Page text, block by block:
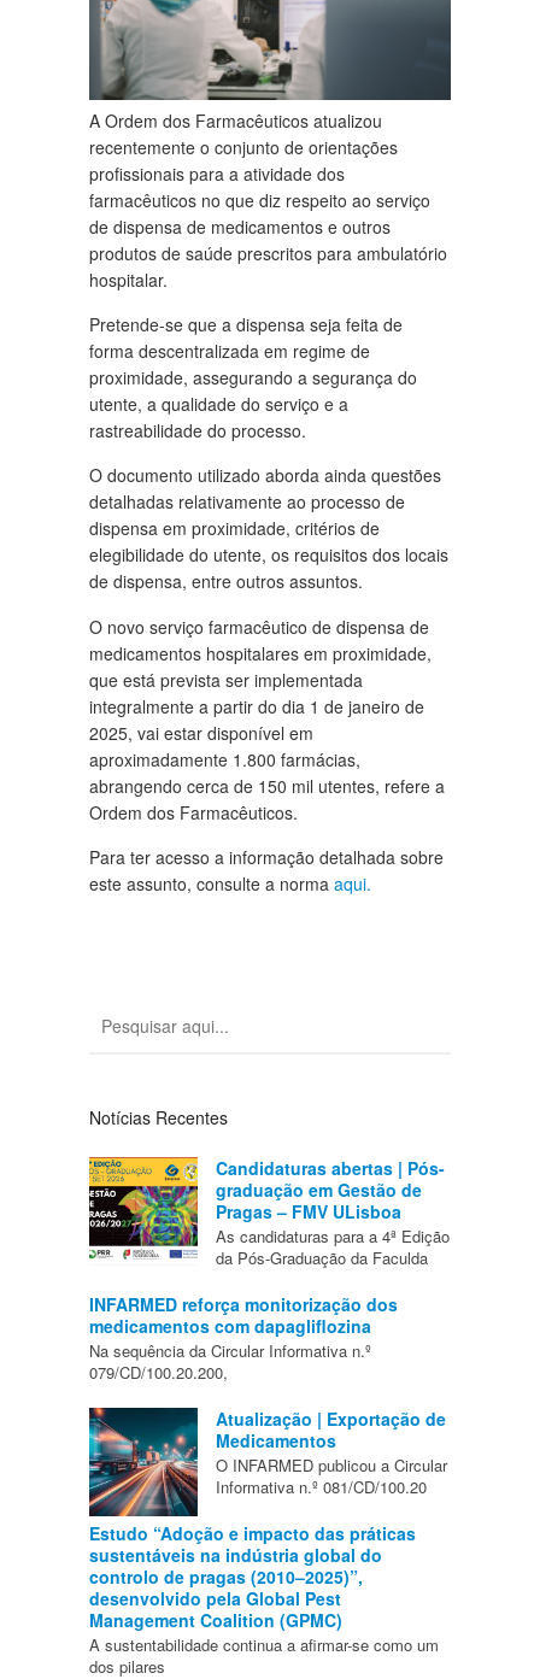
A Ordem dos Farmacêuticos atualizou
recentemente o conjunto de orientações
profissionais para a atividade dos
farmacêuticos no que diz respeito ao serviço
de dispensa de medicamentos e outros
produtos de saúde prescritos para ambulatório
hospitalar.
Pretende-se que a dispensa seja feita de
forma descentralizada em regime de
proximidade, assegurando a segurança do
utente, a qualidade do serviço e a
rastreabilidade do processo.
O documento utilizado aborda ainda questões
detalhadas relativamente ao processo de
dispensa em proximidade, critérios de
elegibilidade do utente, os requisitos dos locais
de dispensa, entre outros assuntos.
O novo serviço farmacêutico de dispensa de
medicamentos hospitalares em proximidade,
que está prevista ser implementada
integralmente a partir do dia 1 de janeiro de
2025, vai estar disponível em
aproximadamente 1.800 farmácias,
abrangendo cerca de 150 mil utentes, refere a
Ordem dos Farmacêuticos.
Para ter acesso a informação detalhada sobre
este assunto, consulte a norma aqui.
Notícias Recentes
Candidaturas abertas | Pós-
graduação em Gestão de
Pragas – FMV ULisboa
As candidaturas para a 4ª Edição
da Pós-Graduação da Faculda
INFARMED reforça monitorização dos
medicamentos com dapagliflozina
Na sequência da Circular Informativa n.º
079/CD/100.20.200,
Atualização | Exportação de
Medicamentos
O INFARMED publicou a Circular
Informativa n.º 081/CD/100.20
Estudo “Adoção e impacto das práticas
sustentáveis na indústria global do
controlo de pragas (2010–2025)”,
desenvolvido pela Global Pest
Management Coalition (GPMC)
A sustentabilidade continua a afirmar-se como um
dos pilares